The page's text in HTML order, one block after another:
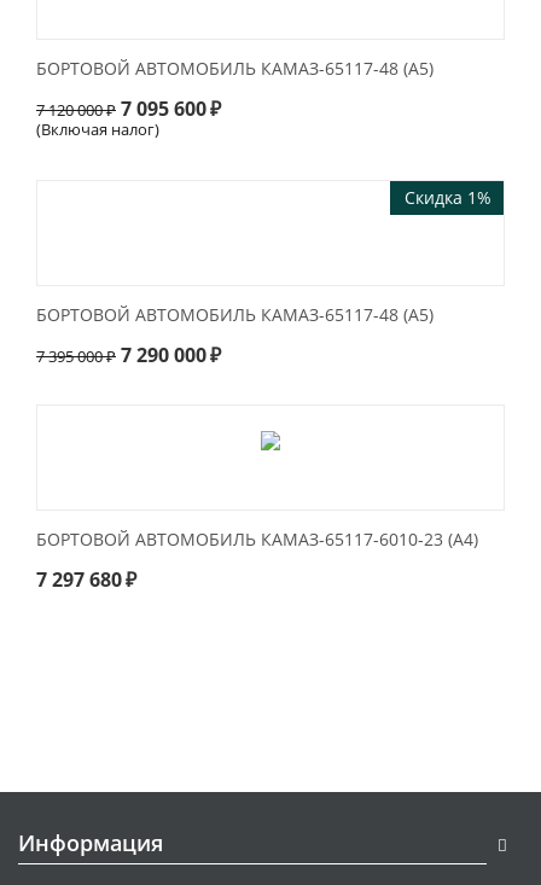
БОРТОВОЙ АВТОМОБИЛЬ КАМАЗ-65117-48 (А5)
7 120 000₽ 7 095 600₽
(Включая налог)
Скидка 1%
БОРТОВОЙ АВТОМОБИЛЬ КАМАЗ-65117-48 (А5)
7 395 000₽ 7 290 000₽
БОРТОВОЙ АВТОМОБИЛЬ КАМАЗ-65117-6010-23 (A4)
7 297 680₽
Информация